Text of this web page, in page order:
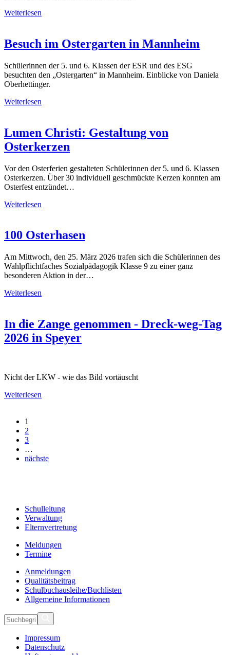
Weiterlesen
Besuch im Ostergarten in Mannheim
Schülerinnen der 5. und 6. Klassen der ESR und des ESG
besuchten den „Ostergarten“ in Mannheim. Einblicke von Daniela
Oberhettinger.
Weiterlesen
Lumen Christi: Gestaltung von
Osterkerzen
Vor den Osterferien gestalteten Schülerinnen der 5. und 6. Klassen
Osterkerzen. Über 30 individuell geschmückte Kerzen konnten am
Osterfest entzündet…
Weiterlesen
100 Osterhasen
Am Mittwoch, den 25. März 2026 trafen sich die Schülerinnen des
Wahlpflichtfaches Sozialpädagogik Klasse 9 zu einer ganz
besonderen Aktion in der…
Weiterlesen
In die Zange genommen - Dreck-weg-Tag
2026 in Speyer
Nicht der LKW - wie das Bild vortäuscht
Weiterlesen
1
2
3
…
nächste
Schulleitung
Verwaltung
Elternvertretung
Meldungen
Termine
Anmeldungen
Qualitätsbeitrag
Schulbuchausleihe/Buchlisten
Allgemeine Informationen
Impressum
Datenschutz